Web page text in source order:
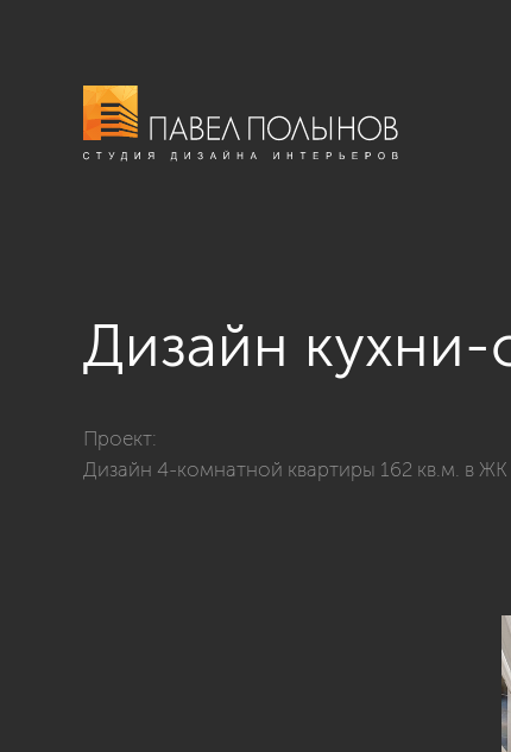
Дизайн кухни-
Проект:
Дизайн 4-комнатной квартиры 162 кв.м. в